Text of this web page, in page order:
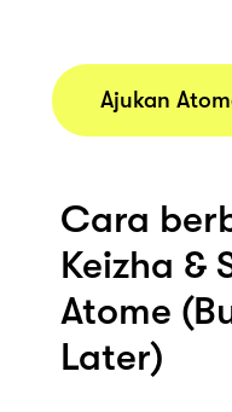
Ajukan
Cara
Keizha &
Atome
Later)